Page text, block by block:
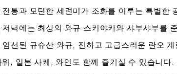
통과 모던한 세련미가 조화를 이루는 특별한
녁에는 최상의 와규 스키야키와 샤부샤부를
선된 규슈산 와규, 진하고 고급스러운 란오
, 일본 사케, 와인도 함께 즐기실 수 있습니다.